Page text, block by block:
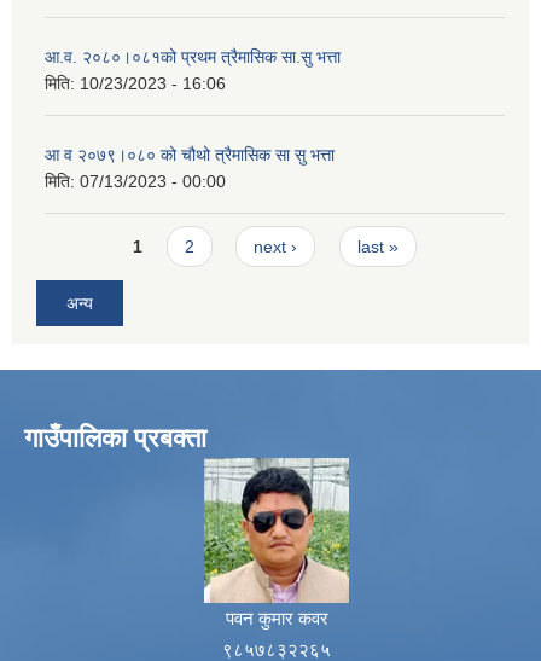
आ.व. २०८०।०८१को प्रथम त्रैमासिक सा.सु भत्ता
मिति: 10/23/2023 - 16:06
आ व २०७९।०८० को चौथो त्रैमासिक सा सु भत्ता
मिति: 07/13/2023 - 00:00
Pages1 2 next › last »
अन्य
गाउँपालिका प्रबक्ता
पवन कुमार कवर
९८५७८३२२६५